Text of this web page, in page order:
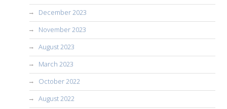
December 2023
November 2023
August 2023
March 2023
October 2022
August 2022